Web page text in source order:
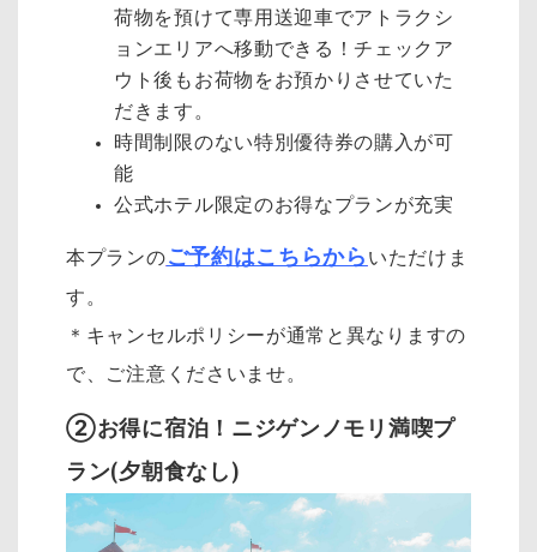
荷物を預けて専用送迎車でアトラクシ
ョンエリアへ移動できる！チェックア
ウト後もお荷物をお預かりさせていた
だきます。
時間制限のない特別優待券の購入が可
能
公式ホテル限定のお得なプランが充実
本プランのご予約はこちらから いただけま
す。
＊キャンセルポリシーが通常と異なりますの
で、ご注意くださいませ。
②お得に宿泊！ニジゲンノモリ満喫プ
ラン(夕朝食なし)